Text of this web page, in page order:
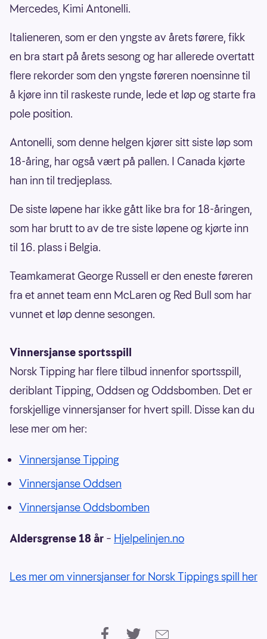
Mercedes, Kimi Antonelli.
Italieneren, som er den yngste av årets førere, fikk
en bra start på årets sesong og har allerede overtatt
flere rekorder som den yngste føreren noensinne til
å kjøre inn til raskeste runde, lede et løp og starte fra
pole position.
Antonelli, som denne helgen kjører sitt siste løp som
18-åring, har også vært på pallen. I Canada kjørte
han inn til tredjeplass.
De siste løpene har ikke gått like bra for 18-åringen,
som har brutt to av de tre siste løpene og kjørte inn
til 16. plass i Belgia.
Teamkamerat George Russell er den eneste føreren
fra et annet team enn McLaren og Red Bull som har
vunnet et løp denne sesongen.
Vinnersjanse sportsspill
Norsk Tipping har flere tilbud innenfor sportsspill,
deriblant Tipping, Oddsen og Oddsbomben. Det er
forskjellige vinnersjanser for hvert spill. Disse kan du
lese mer om her:
Vinnersjanse Tipping
Vinnersjanse Oddsen
Vinnersjanse Oddsbomben
Aldersgrense 18 år – Hjelpelinjen.no
Les mer om vinnersjanser for Norsk Tippings spill her